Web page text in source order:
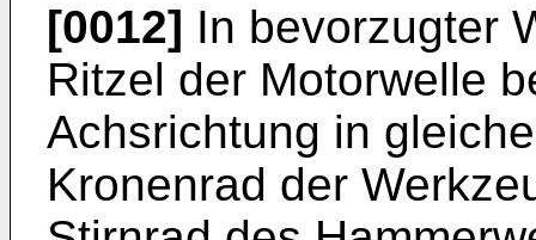
[0012] In bevorzugter
Ritzel der Motorwelle
Achsrichtung in
Kronenrad der